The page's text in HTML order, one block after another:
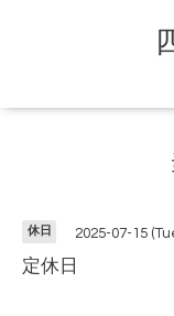
休日 2025-07-15
定休日